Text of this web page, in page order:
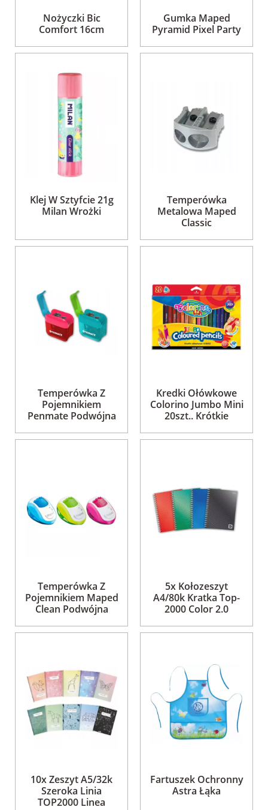
Nożyczki Bic
Comfort 16cm
Gumka Maped
Pyramid Pixel Party
Klej W Sztyfcie 21g
Milan Wrożki
Temperówka
Metalowa Maped
Classic
Temperówka Z
Pojemnikiem
Penmate Podwójna
Kredki Ołówkowe
Colorino Jumbo Mini
20szt.. Krótkie
Temperówka Z
Pojemnikiem Maped
Clean Podwójna
5x Kołozeszyt
A4/80k Kratka Top-
2000 Color 2.0
10x Zeszyt A5/32k
Szeroka Linia
TOP2000 Linea
Fartuszek Ochronny
Astra Łąka